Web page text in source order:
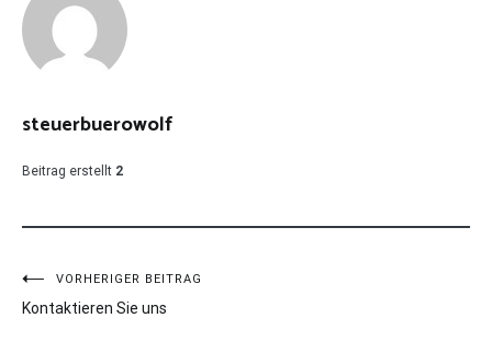
steuerbuerowolf
Beitrag erstellt 2
Beitragsnavigation
VORHERIGER BEITRAG
Kontaktieren Sie uns